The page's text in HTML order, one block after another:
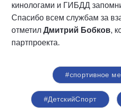
кинологами и ГИБДД
Спасибо всем службам за
отметил Дмитрий Бобков,
партпроекта.
#спортивное
#ДетскийСпорт